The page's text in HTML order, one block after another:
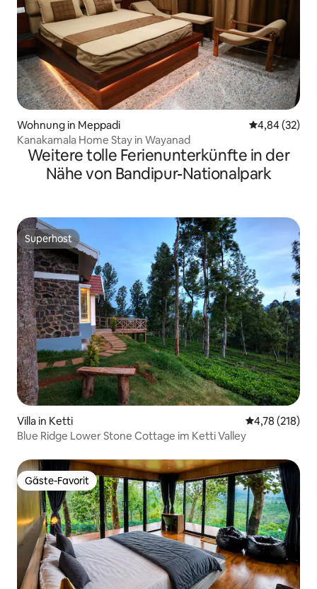
Wohnung in Meppadi
4,84 (32)
Kanakamala Home Stay in Wayanad
Weitere tolle Ferienunterkünfte in der
Nähe von Bandipur-Nationalpark
Superhost
Superhost
Villa in Ketti
4,78 (218)
Blue Ridge Lower Stone Cottage im Ketti Valley
Gäste-Favorit
Gäste-Favorit